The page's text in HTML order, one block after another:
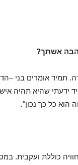
אשתך?
אומרים בני
ידעתי שהיא תהיה
הוא כל כך נכון".
כוללת ועקבית.